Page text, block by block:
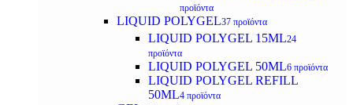
προϊόντα
LIQUID POLYGEL37 προϊόντα
LIQUID POLYGEL 15ML24
προϊόντα
LIQUID POLYGEL 50ML6 προϊόντα
LIQUID POLYGEL REFILL
50ML4 προϊόντα